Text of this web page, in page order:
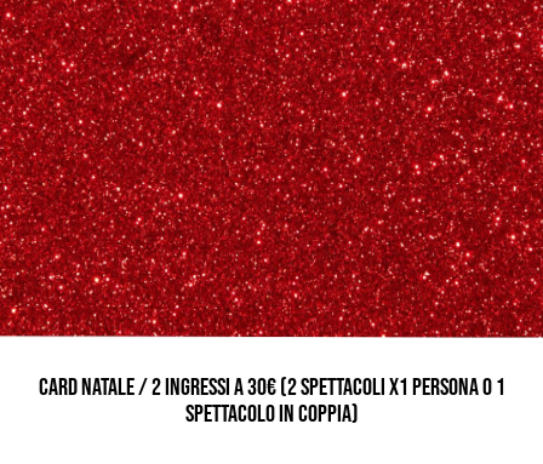
CARD NATALE / 2 ingressi a 30€ (2 spettacoli x1 persona o 1
spettacolo in coppia)